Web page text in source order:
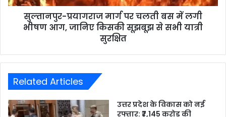
सुल्तानपुर-प्रयागराज मार्ग पर चलती बस में लगी
भीषण आग, जानिए किसकी सूझबूझ से सभी यात्री
सुरक्षित
Related Articles
उत्तर प्रदेश के विकास को नई
रफ्तार: ₹7,145 करोड़ की